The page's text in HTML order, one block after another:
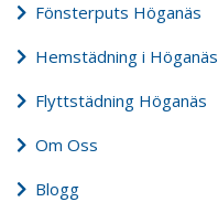
Fönsterputs Höganäs
Hemstädning i Höganäs
Flyttstädning Höganäs
Om Oss
Blogg